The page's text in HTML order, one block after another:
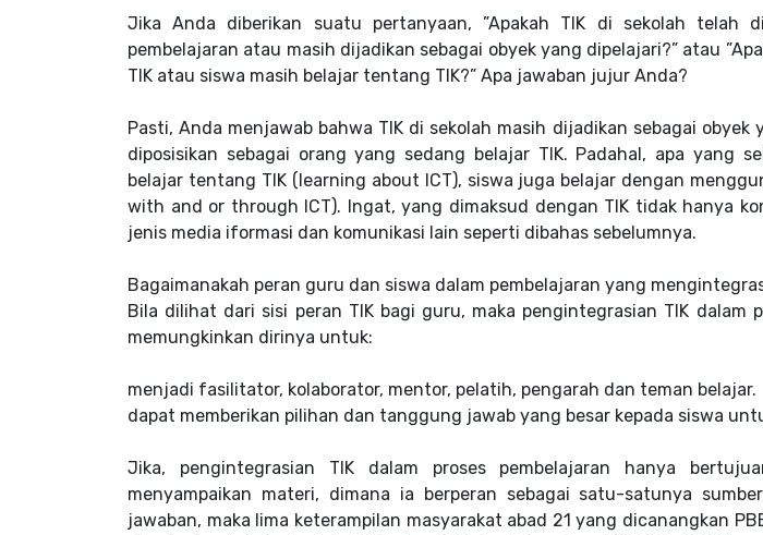
Jika Anda diberikan suatu pertanyaan, ”Apakah TIK di sekolah telah
pembelajaran atau masih dijadikan sebagai obyek yang dipelajari?” atau
TIK atau siswa masih belajar tentang TIK?” Apa jawaban jujur Anda?
Pasti, Anda menjawab bahwa TIK di sekolah masih dijadikan sebagai
diposisikan sebagai orang yang sedang belajar TIK. Padahal, apa yang
belajar tentang TIK (learning about ICT), siswa juga belajar dengan
with and or through ICT). Ingat, yang dimaksud dengan TIK tidak hanya
jenis media iformasi dan komunikasi lain seperti dibahas sebelumnya.
Bagaimanakah peran guru dan siswa dalam pembelajaran yang
Bila dilihat dari sisi peran TIK bagi guru, maka pengintegrasian TIK dalam
memungkinkan dirinya untuk:
menjadi fasilitator, kolaborator, mentor, pelatih, pengarah dan teman belajar.
dapat memberikan pilihan dan tanggung jawab yang besar kepada siswa
Jika, pengintegrasian TIK dalam proses pembelajaran hanya
menyampaikan materi, dimana ia berperan sebagai satu-satunya
jawaban, maka lima keterampilan masyarakat abad 21 yang dicanangkan